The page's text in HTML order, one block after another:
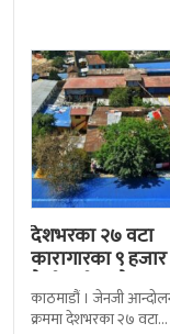
देशभरका २७ वटा
कारागारका ९
कैदीबन्दी अझै फरार
काठमाडौं । जेनजी
क्रममा देशभरका २७ वटा